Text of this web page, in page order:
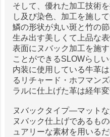
そして、優れた加工技術
し及び染色、加工を施して
鱗の形状が丸い斑と竹の
生み出す美しくて上品な表
表面にヌバック加工を施
ことができるSLOWらし
内装に使用している牛革
るリチャード・ホフマン
ラルに仕上げた革は経年変
ヌバックタイプ―マット
ヌバック仕上げであるも
ュアリーな素材を用いる